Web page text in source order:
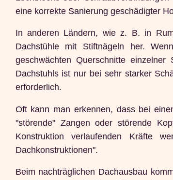
eine korrekte Sanierung geschädigter
In anderen Ländern, wie z. B. in
Dachstühle mit Stiftnägeln her.
geschwächten Querschnitte
Dachstuhls ist nur bei sehr starker
erforderlich.
Oft kann man erkennen, dass bei
"störende" Zangen oder störende
Konstruktion verlaufenden Kräfte
Dachkonstruktionen".
Beim nachträglichen Dachausbau